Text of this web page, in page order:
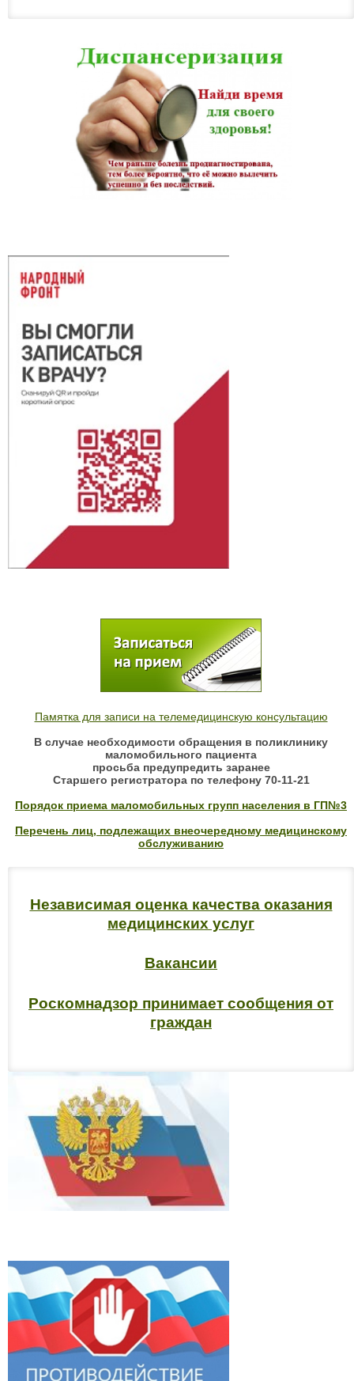
Памятка для записи на телемедицинскую консультацию
В случае необходимости обращения в поликлинику
маломобильного пациента
просьба предупредить заранее
Старшего регистратора по телефону 70-11-21
Порядок приема маломобильных групп населения в ГП№3
Перечень лиц, подлежащих внеочередному медицинскому
обслуживанию
Независимая оценка качества оказания
медицинских услуг
Вакансии
Роскомнадзор принимает сообщения от
граждан